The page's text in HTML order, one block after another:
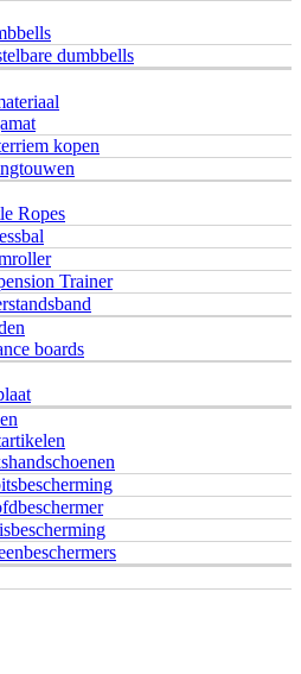
dumbbells
kopen
Ropes
Trainer
boards